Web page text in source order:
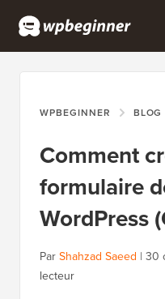
WPBEGINNER BLOG
Comment
formulaire
WordPress
ParShahzad Saeed | 30
lecteur